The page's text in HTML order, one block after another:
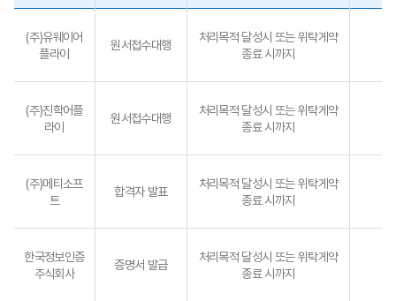
(주)유웨이어
플라이
원서접수대행
처리목적 달성시 또는 위탁게약
종료 시까지
(주)진학어플
라이
원서접수대행
처리목적 달성시 또는 위탁게약
종료 시까지
(주)메티소프
트
합격자 발표
처리목적 달성시 또는 위탁게약
종료 시까지
한국정보인증
주식회사
증명서 발급
처리목적 달성시 또는 위탁게약
종료 시까지